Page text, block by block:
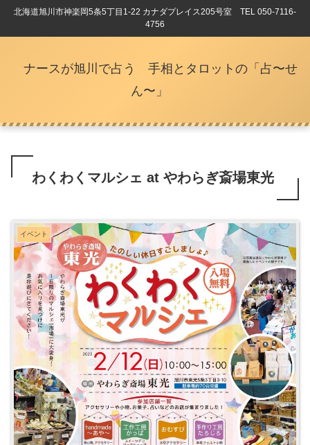
北海道旭川市神楽岡5条5丁目1-22 カナダプレイス205号室 TEL 050-7116-
4756
ナースが旭川で占う 手相とタロットの「占〜せ
ん〜」
わくわくマルシェ at やわらぎ斎場東光
イベント